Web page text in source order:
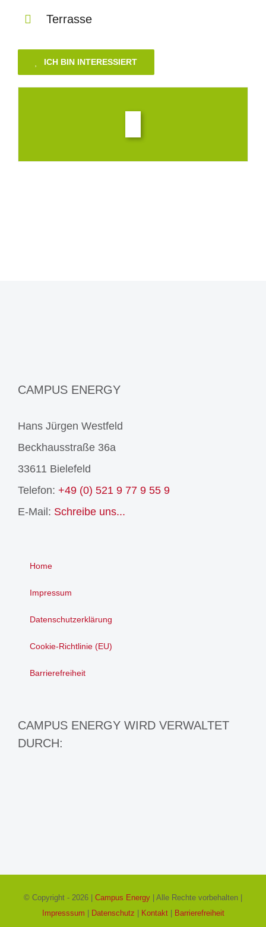
Terrasse
ICH BIN INTERESSIERT
CAMPUS ENERGY
Hans Jürgen Westfeld
Beckhausstraße 36a
33611 Bielefeld
Telefon: +49 (0) 521 9 77 9 55 9
E-Mail: Schreibe uns...
Home
Impressum
Datenschutzerklärung
Cookie-Richtlinie (EU)
Barrierefreiheit
CAMPUS ENERGY WIRD VERWALTET
DURCH:
© Copyright - 2026 | Campus Energy | Alle Rechte vorbehalten |
Impresssum
Datenschutz Kontakt| Barrierefreiheit